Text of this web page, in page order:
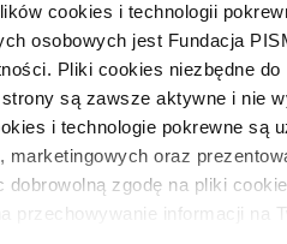
cookies i technologii
osobowych jest Fundacja
Pliki cookies niezbędne do
strony są zawsze aktywne i nie
i technologie pokrewne są
oraz
zgodę na pliki
przechowywanie informacji na